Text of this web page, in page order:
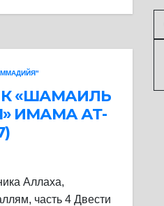
«ШАМАИЛЬ
ИМАМА АТ-
Аллаха,
часть 4 Двести